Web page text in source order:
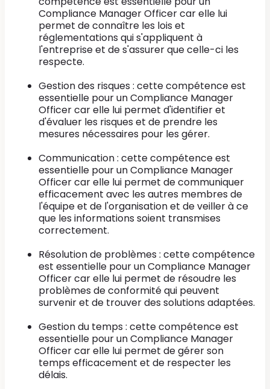
Compliance Manager Officer car elle lui
permet de connaître les lois et
réglementations qui s'appliquent à
l'entreprise et de s'assurer que celle-ci les
respecte.
Gestion des risques : cette compétence est
essentielle pour un Compliance Manager
Officer car elle lui permet d'identifier et
d'évaluer les risques et de prendre les
mesures nécessaires pour les gérer.
Communication : cette compétence est
essentielle pour un Compliance Manager
Officer car elle lui permet de communiquer
efficacement avec les autres membres de
l'équipe et de l'organisation et de veiller à ce
que les informations soient transmises
correctement.
Résolution de problèmes : cette compétence
est essentielle pour un Compliance Manager
Officer car elle lui permet de résoudre les
problèmes de conformité qui peuvent
survenir et de trouver des solutions adaptées.
Gestion du temps : cette compétence est
essentielle pour un Compliance Manager
Officer car elle lui permet de gérer son
temps efficacement et de respecter les
délais.